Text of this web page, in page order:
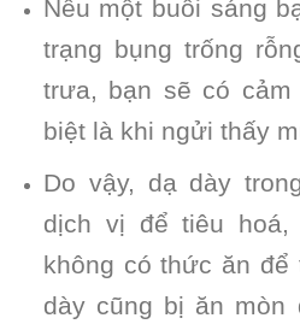
Nếu một buổi sáng
trạng bụng trống
trưa, bạn sẽ có
biệt là khi ngửi thấy
Do vậy, dạ dày
dịch vị để tiêu
không có thức ăn để
dày cũng bị ăn mòn